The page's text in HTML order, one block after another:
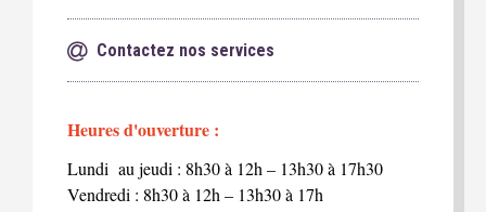
Contactez nos services
Heures d'ouverture :
Lundi au jeudi : 8h30 à 12h – 13h30 à 17h30
Vendredi : 8h30 à 12h – 13h30 à 17h